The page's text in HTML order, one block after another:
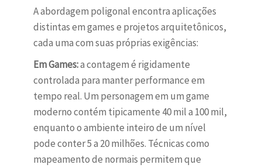
A abordagem poligonal encontra aplicações
distintas em games e projetos arquitetônicos,
cada uma com suas próprias exigências:
Em Games:a contagem é rigidamente
controlada para manter performance em
tempo real. Um personagem em um game
moderno contém tipicamente 40 mil a 100 mil,
enquanto o ambiente inteiro de um nível
pode conter 5 a 20 milhões. Técnicas como
mapeamento de normais permitem que